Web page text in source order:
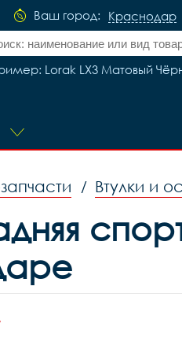
Ваш город: Краснодар
Lorak LX3 Матовый
/ Втулки и